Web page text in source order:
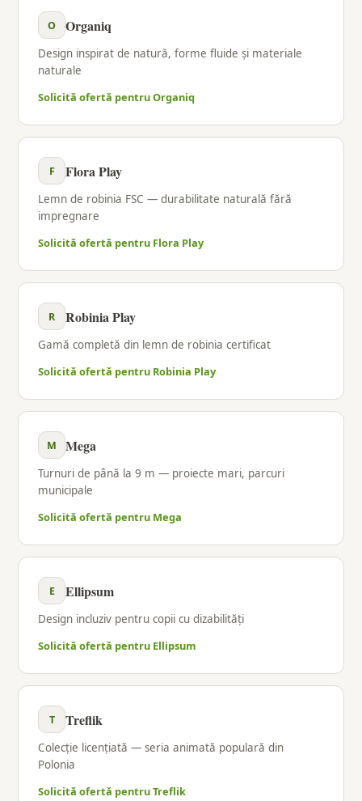
O Organiq
Design inspirat de natură, forme fluide și materiale
naturale
Solicită ofertă pentru Organiq
F Flora Play
Lemn de robinia FSC — durabilitate naturală fără
impregnare
Solicită ofertă pentru Flora Play
R Robinia Play
Gamă completă din lemn de robinia certificat
Solicită ofertă pentru Robinia Play
M Mega
Turnuri de până la 9 m — proiecte mari, parcuri
municipale
Solicită ofertă pentru Mega
E Ellipsum
Design incluziv pentru copii cu dizabilități
Solicită ofertă pentru Ellipsum
T Treflik
Colecție licențiată — seria animată populară din
Polonia
Solicită ofertă pentru Treflik